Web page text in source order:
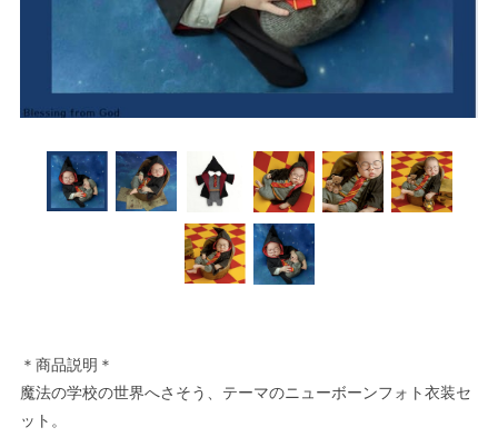
＊商品説明＊
魔法の学校の世界へさそう、テーマのニューボーンフォト衣装セ
ット。